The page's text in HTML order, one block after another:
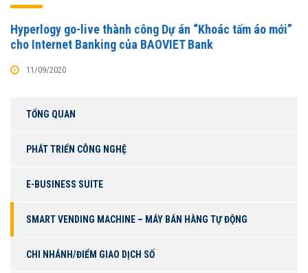
Hyperlogy go-live thành công Dự án “Khoác tấm áo mới”
cho Internet Banking của BAOVIET Bank
11/09/2020
TỔNG QUAN
PHÁT TRIỂN CÔNG NGHỆ
E-BUSINESS SUITE
SMART VENDING MACHINE – MÁY BÁN HÀNG TỰ ĐỘNG
CHI NHÁNH/ĐIỂM GIAO DỊCH SỐ